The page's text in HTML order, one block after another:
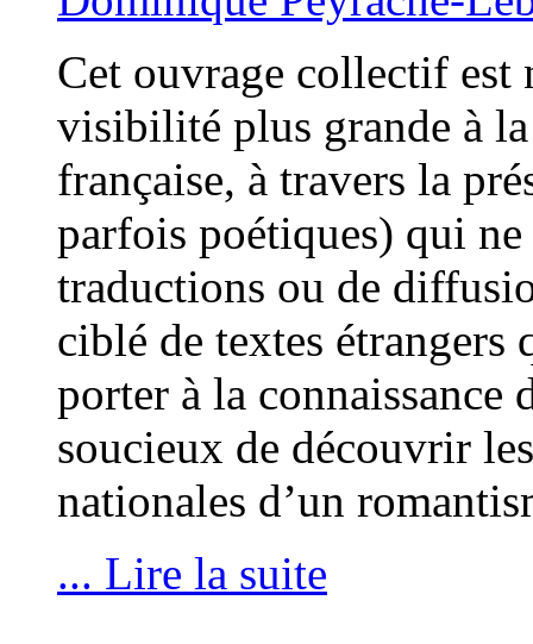
Cet ouvrage collectif est
visibilité plus grande à
française, à travers la
parfois poétiques) qui
traductions ou de
ciblé de textes étrangers
porter à la connaissance
soucieux de découvrir
nationales d’un
... Lire la suite